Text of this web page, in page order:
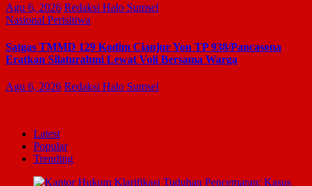
Agu 6, 2026 Redaksi Halo Sumsel
Nasional Perisitiwa
Satgas TMMD 129 Kodim Cianjur Yon TP 938/Pancasona
Eratkan Silaturahmi Lewat Voli Bersama Warga
Agu 6, 2026 Redaksi Halo Sumsel
Latest
Popular
Trending